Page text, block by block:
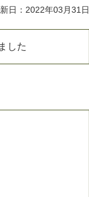
日：2022年03月31日
ま した